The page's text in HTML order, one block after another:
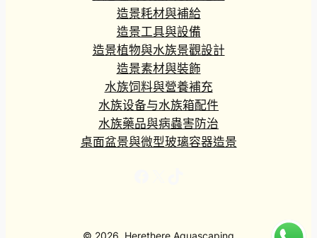
造景耗材與補給
造景工具與設備
造景植物與水族景觀設計
造景素材與裝飾
水族饲料與營養補充
水族设备与水族箱配件
水族藥品與病蟲害防治
桌面盆景與微型玻璃容器造景
© 2026, Herethere Aquascaping